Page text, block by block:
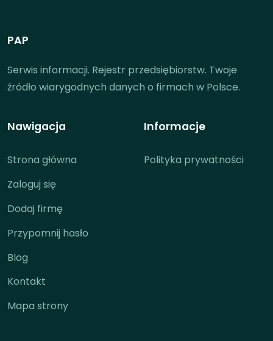
PAP
Serwis informacji. Rejestr przedsiębiorstw. Twoje
źródło wiarygodnych danych o firmach w Polsce.
Nawigacja
Strona główna
Zaloguj się
Dodaj firmę
Przypomnij hasło
Blog
Kontakt
Mapa strony
Informacje
Polityka prywatności